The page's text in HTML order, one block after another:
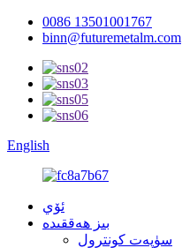
0086 13501001767
binn@futuremetalm.com
English
ئۆي
بىز ھەققىدە
سۈپەت كونترول